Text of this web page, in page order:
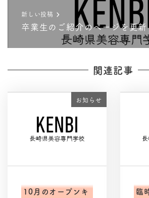
新しい投稿
卒業生のご紹介のページを更新
関連記事
お知らせ
10月のオープンキ
臨